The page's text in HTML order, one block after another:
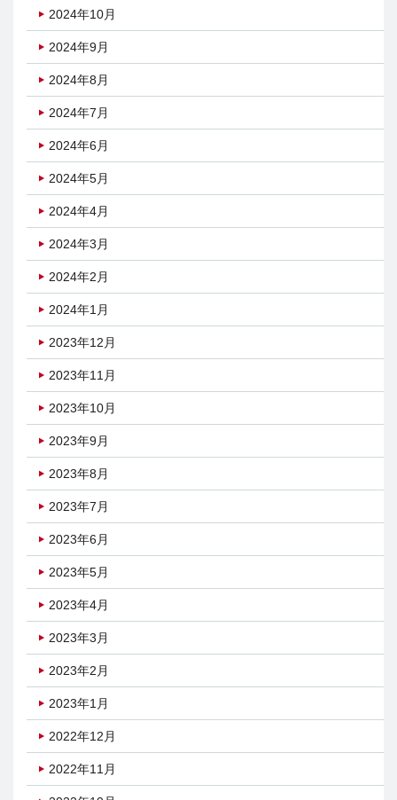
2024年10月
2024年9月
2024年8月
2024年7月
2024年6月
2024年5月
2024年4月
2024年3月
2024年2月
2024年1月
2023年12月
2023年11月
2023年10月
2023年9月
2023年8月
2023年7月
2023年6月
2023年5月
2023年4月
2023年3月
2023年2月
2023年1月
2022年12月
2022年11月